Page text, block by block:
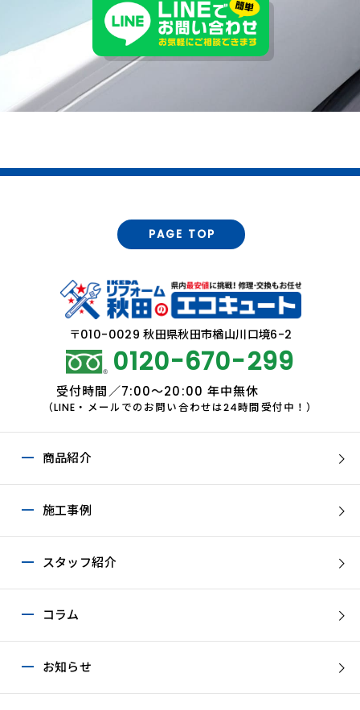
PAGE TOP
〒010-0029 秋田県秋田市楢山川口境6-2
0120-670-299
受付時間／7:00～20:00 年中無休
（LINE・メールでのお問い合わせは24時間受付中！）
商品紹介
施工事例
スタッフ紹介
コラム
お知らせ